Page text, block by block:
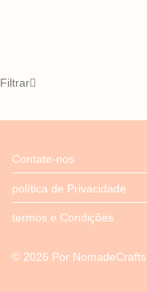
Filtrar
Contate-nos
política de Privacidade
termos e Condições
© 2026 Por NomadeCrafts